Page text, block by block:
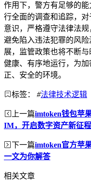
作用下，警方有足够的
行全面的调查和追踪，
意识，严格遵守法律法规
避免陷入违法犯罪的风
展，监管政策也将不断
健康、有序地运行，为
正、安全的环境。
标签： #法律技术逻辑
上一篇imtoken钱包苹
IM，开启数字资产新征程
下一篇imtoken官方苹
一文为你解答
相关文章